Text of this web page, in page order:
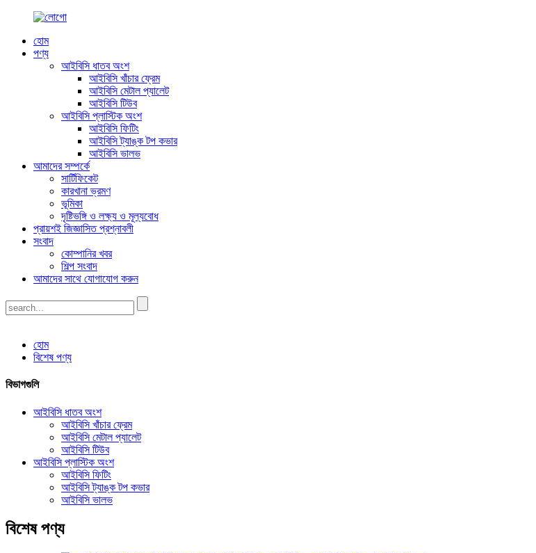
হোম
পণ্য
আইবিসি ধাতব অংশ
আইবিসি খাঁচার ফ্রেম
আইবিসি মেটাল প্যালেট
আইবিসি টিউব
আইবিসি প্লাস্টিক অংশ
আইবিসি ফিটিং
আইবিসি ট্যাঙ্ক টপ কভার
আইবিসি ভালভ
আমাদের সম্পর্কে
সার্টিফিকেট
কারখানা ভ্রমণ
ভূমিকা
দৃষ্টিভঙ্গি ও লক্ষ্য ও মূল্যবোধ
প্রায়শই জিজ্ঞাসিত প্রশ্নাবলী
সংবাদ
কোম্পানির খবর
শিল্প সংবাদ
আমাদের সাথে যোগাযোগ করুন
হোম
বিশেষ পণ্য
বিভাগগুলি
আইবিসি ধাতব অংশ
আইবিসি খাঁচার ফ্রেম
আইবিসি মেটাল প্যালেট
আইবিসি টিউব
আইবিসি প্লাস্টিক অংশ
আইবিসি ফিটিং
আইবিসি ট্যাঙ্ক টপ কভার
আইবিসি ভালভ
বিশেষ পণ্য